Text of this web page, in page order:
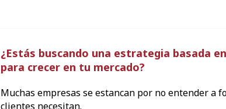
¿Estás buscando una estrategia basada
para crecer en tu mercado?
Muchas empresas se estancan por no entender a
clientes necesitan.